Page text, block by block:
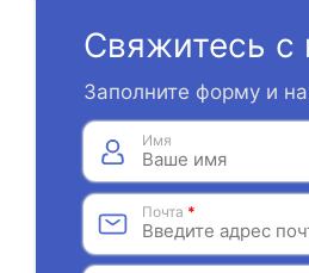
Свяжитесь с
Заполните форму и
Имя
Почта *